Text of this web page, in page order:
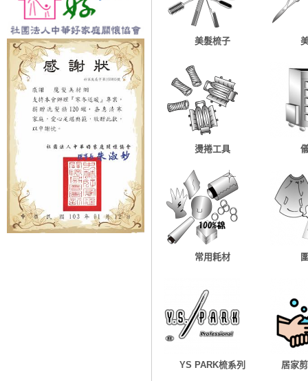
美髮梳子
燙捲工具
常用耗材
YS PARK梳系列 居家